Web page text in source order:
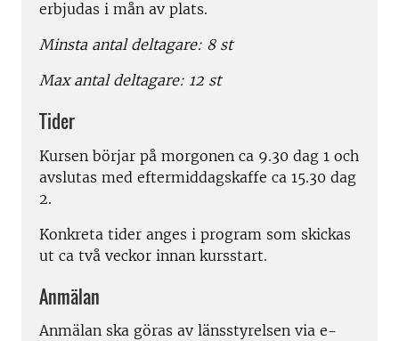
erbjudas i mån av plats.
Minsta antal deltagare: 8 st
Max antal deltagare: 12 st
Tider
Kursen börjar på morgonen ca 9.30 dag 1 och
avslutas med eftermiddagskaffe ca 15.30 dag
2.
Konkreta tider anges i program som skickas
ut ca två veckor innan kursstart.
Anmälan
Anmälan ska göras av länsstyrelsen via e-